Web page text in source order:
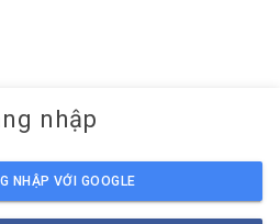
nhập
NHẬP VỚI GOOGLE